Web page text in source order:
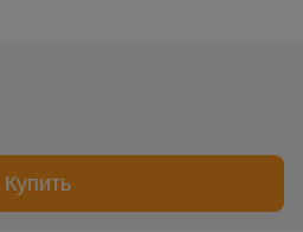
Купить